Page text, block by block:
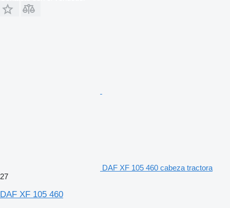
DAF XF 105 460 cabeza tractora
27
DAF XF 105 460